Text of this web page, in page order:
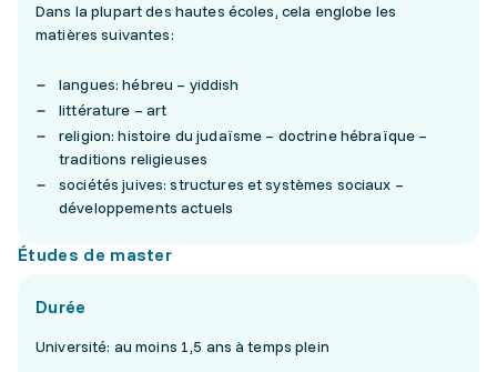
Dans la plupart des hautes écoles, cela englobe les
matières suivantes:
langues: hébreu – yiddish
littérature – art
religion: histoire du judaïsme – doctrine hébraïque –
traditions religieuses
sociétés juives: structures et systèmes sociaux –
développements actuels
Études de master
Durée
Université: au moins 1,5 ans à temps plein